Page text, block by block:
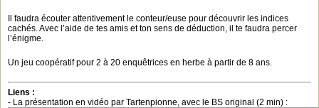
Il faudra écouter attentivement le conteur/euse pour découvrir les indices
cachés. Avec l’aide de tes amis et ton sens de déduction, il te faudra percer
l’énigme.
Un jeu coopératif pour 2 à 20 enquêtrices en herbe à partir de 8 ans.
Liens :
- La présentation en vidéo par Tartenpionne, avec le BS original (2 min) :